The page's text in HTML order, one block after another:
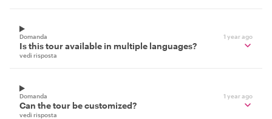
Domanda 1 year ago
Is this tour available in multiple languages?
vedi risposta
Domanda 1 year ago
Can the tour be customized?
vedi risposta